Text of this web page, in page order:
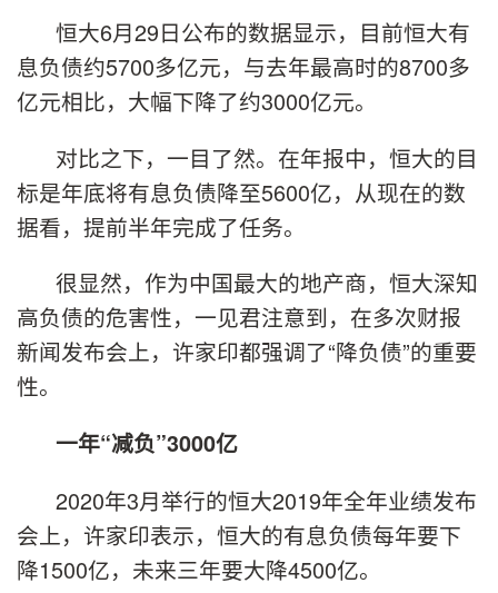
恒大6月29日公布的数据显示，目前恒大有
息负债约5700多亿元，与去年最高时的8700多
亿元相比，大幅下降了约3000亿元。
对比之下，一目了然。在年报中，恒大的目
标是年底将有息负债降至5600亿，从现在的数
据看，提前半年完成了任务。
很显然，作为中国最大的地产商，恒大深知
高负债的危害性，一见君注意到，在多次财报
新闻发布会上，许家印都强调了“降负债”的重要
性。
一年“减负”3000亿
2020年3月举行的恒大2019年全年业绩发布
会上，许家印表示，恒大的有息负债每年要下
降1500亿，未来三年要大降4500亿。